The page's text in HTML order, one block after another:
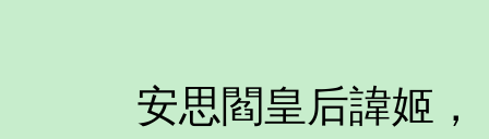
安思閻皇后諱姬，〔